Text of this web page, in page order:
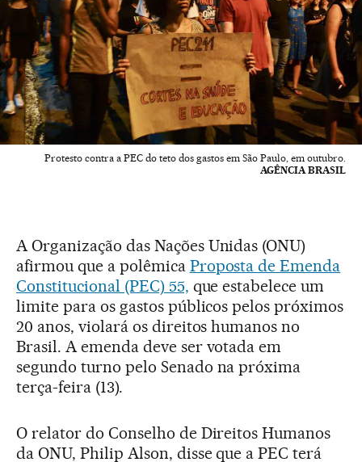
Protesto contra a PEC do teto dos gastos em São Paulo, em outubro.
AGÊNCIA BRASIL
A Organização das Nações Unidas (ONU)
afirmou que a polêmica Proposta de Emenda
Constitucional (PEC) 55, que estabelece um
limite para os gastos públicos pelos próximos
20 anos, violará os direitos humanos no
Brasil. A emenda deve ser votada em
segundo turno pelo Senado na próxima
terça-feira (13).
O relator do Conselho de Direitos Humanos
da ONU, Philip Alson, disse que a PEC terá